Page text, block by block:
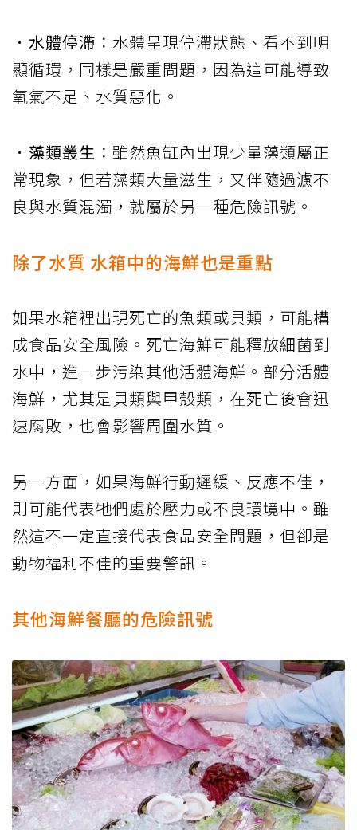
．水體停滯 ：水體呈現停滯狀態、看不到明
顯循環，同樣是嚴重問題，因為這可能導致
氧氣不足、水質惡化。
．藻類叢生 ：雖然魚缸內出現少量藻類屬正
常現象，但若藻類大量滋生，又伴隨過濾不
良與水質混濁，就屬於另一種危險訊號。
除了水質 水箱中的海鮮也是重點
如果水箱裡出現死亡的魚類或貝類，可能構
成食品安全風險。死亡海鮮可能釋放細菌到
水中，進一步污染其他活體海鮮。部分活體
海鮮，尤其是貝類與甲殼類，在死亡後會迅
速腐敗，也會影響周圍水質。
另一方面，如果海鮮行動遲緩、反應不佳，
則可能代表牠們處於壓力或不良環境中。雖
然這不一定直接代表食品安全問題，但卻是
動物福利不佳的重要警訊。
其他海鮮餐廳的危險訊號